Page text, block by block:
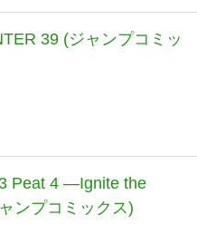
39 (ジャンプコミッ
Peat 4 ―Ignite the
ンプコミックス)